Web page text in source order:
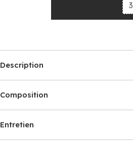
Description
Composition
Entretien